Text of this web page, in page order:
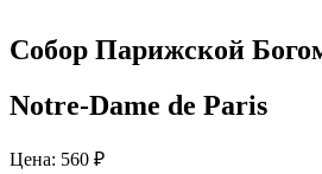
Собор Парижской
Notre-Dame de Paris
Цена: 560 ₽